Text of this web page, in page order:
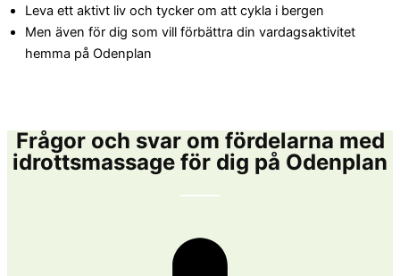
Leva ett aktivt liv och tycker om att cykla i bergen
Men även för dig som vill förbättra din vardagsaktivitet
hemma på Odenplan
Frågor och svar om fördelarna med
idrottsmassage för dig på Odenplan